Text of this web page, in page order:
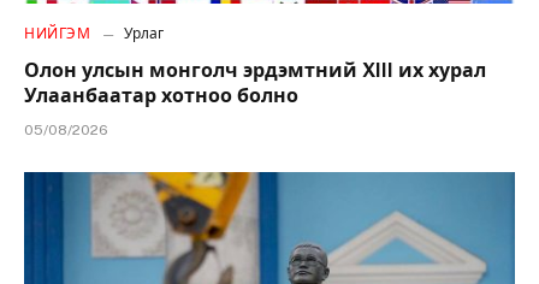
НИЙГЭМ Урлаг
Олон улсын монголч эрдэмтний XIII их хурал
Улаанбаатар хотноо болно
05/08/2026